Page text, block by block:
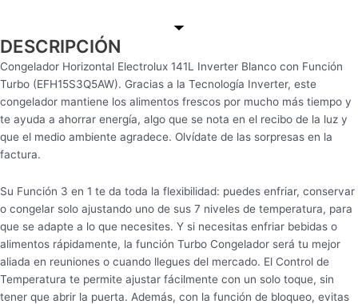
DESCRIPCIÓN
Congelador Horizontal Electrolux 141L Inverter Blanco con Función
Turbo (EFH15S3Q5AW). Gracias a la Tecnología Inverter, este
congelador mantiene los alimentos frescos por mucho más tiempo y
te ayuda a ahorrar energía, algo que se nota en el recibo de la luz y
que el medio ambiente agradece. Olvídate de las sorpresas en la
factura.
Su Función 3 en 1 te da toda la flexibilidad: puedes enfriar, conservar
o congelar solo ajustando uno de sus 7 niveles de temperatura, para
que se adapte a lo que necesites. Y si necesitas enfriar bebidas o
alimentos rápidamente, la función Turbo Congelador será tu mejor
aliada en reuniones o cuando llegues del mercado. El Control de
Temperatura te permite ajustar fácilmente con un solo toque, sin
tener que abrir la puerta. Además, con la función de bloqueo, evitas